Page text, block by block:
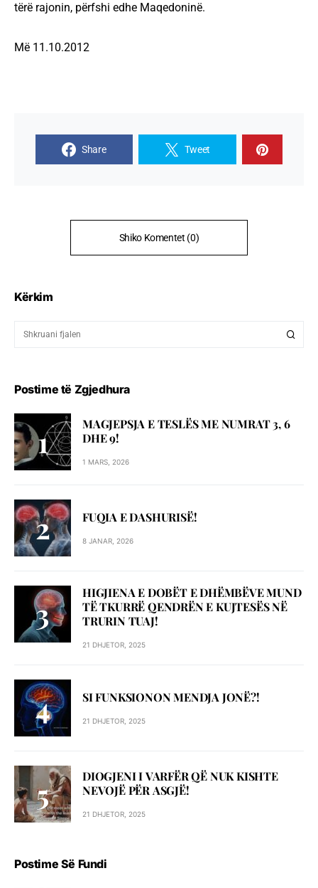
tërë rajonin, përfshi edhe Maqedoninë.
Më 11.10.2012
Share Tweet
Shiko Komentet (0)
Kërkim
Postime të Zgjedhura
MAGJEPSJA E TESLËS ME NUMRAT 3, 6
DHE 9!
1 MARS, 2026
FUQIA E DASHURISË!
8 JANAR, 2026
HIGJIENA E DOBËT E DHËMBËVE MUND
TË TKURRË QENDRËN E KUJTESËS NË
TRURIN TUAJ!
21 DHJETOR, 2025
SI FUNKSIONON MENDJA JONË?!
21 DHJETOR, 2025
DIOGJENI I VARFËR QË NUK KISHTE
NEVOJË PËR ASGJË!
21 DHJETOR, 2025
Postime Së Fundi